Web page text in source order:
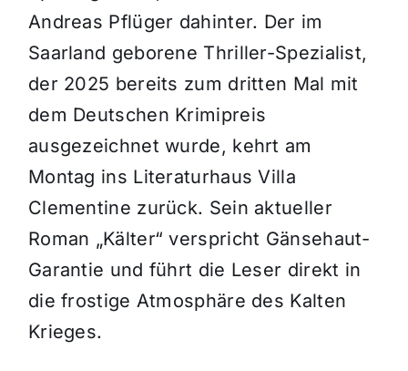
Andreas Pflüger dahinter. Der im
Saarland geborene Thriller-Spezialist,
der 2025 bereits zum dritten Mal mit
dem Deutschen Krimipreis
ausgezeichnet wurde, kehrt am
Montag ins Literaturhaus Villa
Clementine zurück. Sein aktueller
Roman „Kälter“ verspricht Gänsehaut-
Garantie und führt die Leser direkt in
die frostige Atmosphäre des Kalten
Krieges.